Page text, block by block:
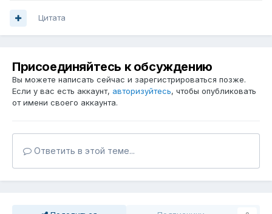
Цитата
Присоединяйтесь к обсуждению
Вы можете написать сейчас и зарегистрироваться позже.
Если у вас есть аккаунт, авторизуйтесь, чтобы опубликовать
от имени своего аккаунта.
Ответить в этой теме...